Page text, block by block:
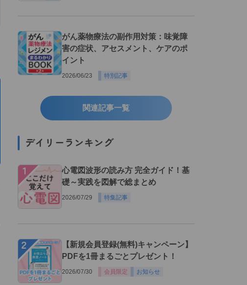
がん薬物療法の副作用対策：味覚障
害の症状、アセスメント、ケアのポ
イント
2026/06/23 特別記事
関連記事一覧
デイリーランキング
１
心電図波形の読み方 完全ガイド！基
礎～実践を図解で総まとめ
2026/07/29 特集記事
２
【新規会員登録(無料)キャンペーン】
PDFを1冊まるごとプレゼント！
2026/07/30 会員限定 お知らせ